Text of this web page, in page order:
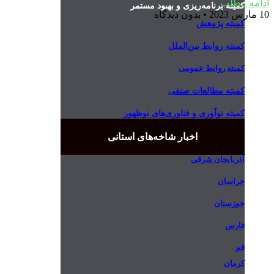
کمیته برنامه‌ریزی و بهبود مستمر
کمیته پژوهش
کمیته روابط بین‌الملل
کمیته روابط عمومی
کمیته مطالعات صنفی
کمیته نوآوری و فناوری‌های نوظهور
اخبار شاخه‌های استانی
آذربایجان شرقی
خراسان
خوزستان
فارس
قم
کرمان
ادامه مطلب
10 مارس 2023
بدون دیدگاه